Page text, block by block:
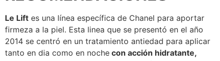
Le Lift es una línea específica de Chanel para aportar
firmeza a la piel. Esta linea que se presentó en el año
2014 se centró en un tratamiento antiedad para aplicar
tanto en dia como en noche con acción hidratante,